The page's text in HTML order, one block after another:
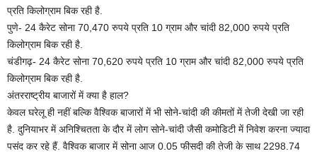
प्रति किलोग्राम बिक रही है.
पुणे- 24 कैरेट सोना 70,470 रुपये प्रति 10 ग्राम और चांदी 82,000 रुपये प्रति
किलोग्राम बिक रही है.
चंडीगढ़- 24 कैरेट सोना 70,620 रुपये प्रति 10 ग्राम और चांदी 82,000 रुपये प्रति
किलोग्राम बिक रही है.
अंतरराष्ट्रीय बाजारों में क्या है हाल?
केवल घरेलू ही नहीं बल्कि वैश्विक बाजारों में भी सोने-चांदी की कीमतों में तेजी देखी जा रही
है. दुनियाभर में अनिश्चितता के दौर में लोग सोने-चांदी जैसी कमोडिटी में निवेश करना ज्यादा
पसंद कर रहे हैं. वैश्विक बाजार में सोना आज 0.05 फीसदी की तेजी के साथ 2298.74